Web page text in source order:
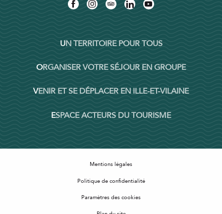
UN TERRITOIRE POUR TOUS
ORGANISER VOTRE SÉJOUR EN GROUPE
VENIR ET SE DÉPLACER EN ILLE-ET-VILAINE
ESPACE ACTEURS DU TOURISME
Mentions légales
Politique de confidentialité
Paramètres des cookies